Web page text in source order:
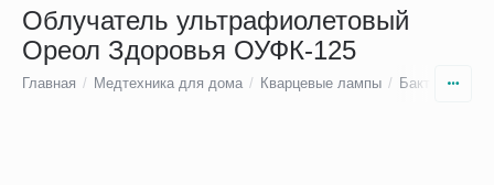
Облучатель ультрафиолетовый
Ореол Здоровья ОУФК-125
Главная / Медтехника для дома / Кварцевые лампы /